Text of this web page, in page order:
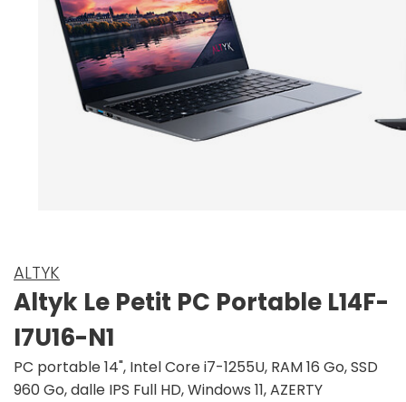
ALTYK
Altyk Le Petit PC Portable L14F-
I7U16-N1
PC portable 14", Intel Core i7-1255U, RAM 16 Go, SSD
960 Go, dalle IPS Full HD, Windows 11, AZERTY